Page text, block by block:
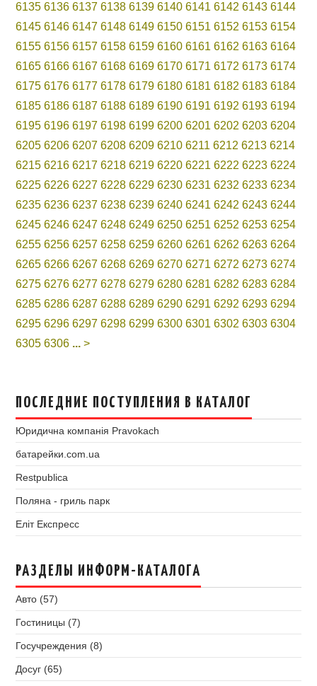
6135 6136 6137 6138 6139 6140 6141 6142 6143 6144
6145 6146 6147 6148 6149 6150 6151 6152 6153 6154
6155 6156 6157 6158 6159 6160 6161 6162 6163 6164
6165 6166 6167 6168 6169 6170 6171 6172 6173 6174
6175 6176 6177 6178 6179 6180 6181 6182 6183 6184
6185 6186 6187 6188 6189 6190 6191 6192 6193 6194
6195 6196 6197 6198 6199 6200 6201 6202 6203 6204
6205 6206 6207 6208 6209 6210 6211 6212 6213 6214
6215 6216 6217 6218 6219 6220 6221 6222 6223 6224
6225 6226 6227 6228 6229 6230 6231 6232 6233 6234
6235 6236 6237 6238 6239 6240 6241 6242 6243 6244
6245 6246 6247 6248 6249 6250 6251 6252 6253 6254
6255 6256 6257 6258 6259 6260 6261 6262 6263 6264
6265 6266 6267 6268 6269 6270 6271 6272 6273 6274
6275 6276 6277 6278 6279 6280 6281 6282 6283 6284
6285 6286 6287 6288 6289 6290 6291 6292 6293 6294
6295 6296 6297 6298 6299 6300 6301 6302 6303 6304
6305 6306 ... >
ПОСЛЕДНИЕ ПОСТУПЛЕНИЯ В КАТАЛОГ
Юридична компанія Pravokach
батарейки.com.ua
Restpublica
Поляна - гриль парк
Еліт Експресс
РАЗДЕЛЫ ИНФОРМ-КАТАЛОГА
Авто (57)
Гостиницы (7)
Госучреждения (8)
Досуг (65)